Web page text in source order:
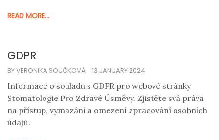
READ MORE...
GDPR
BY VERONIKA SOUČKOVÁ 13 JANUARY 2024
Informace o souladu s GDPR pro webové stránky
Stomatologie Pro Zdravé Úsměvy. Zjistěte svá práva
na přístup, vymazání a omezení zpracování osobních
údajů.